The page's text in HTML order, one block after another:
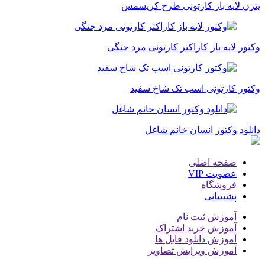
پترن لایه باز کارتونی طرح کریسمس
وکتور لایه باز کاراکتر کارتونی مرد جنگی
وکتور کارتونی اسب تک شاخ سفید
دانلود وکتور انسان خانم شاغل
صفحه اصلی
عضویت VIP
فروشگاه
پشتیبانی
آموزش ثبت نام
آموزش خرید اشتراک
آموزش دانلود فایل ها
آموزش ویرایش تصاویر